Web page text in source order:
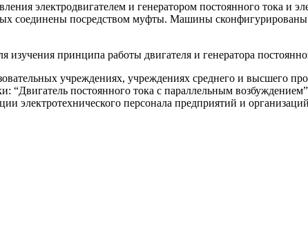
электродвигателем и генератором постоянного тока
соединены посредством муфты. Машины сконфигурированы
изучения принципа работы двигателя и генератора
учреждениях, учреждениях среднего и высшего
“Двигатель постоянного тока с параллельным
электротехнического персонала предприятий и